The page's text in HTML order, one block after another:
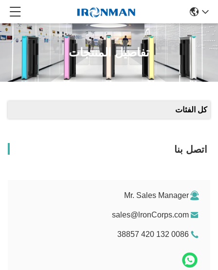
تفاصيل المنتجات
كل الفئات
اتصل بنا
Mr. Sales Manager
sales@lronCorps.com
0086 132 420 38857